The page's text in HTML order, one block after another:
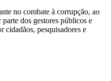
no combate à corrupção, ao
dos gestores públicos e
cidadãos, pesquisadores e